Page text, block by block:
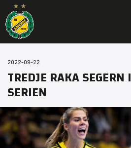
2022-09-22
TREDJE RAKA SEGERN I
SERIEN